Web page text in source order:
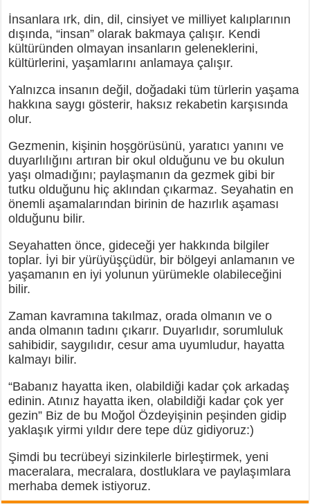
İnsanlara ırk, din, dil, cinsiyet ve milliyet kalıplarının
dışında, “insan” olarak bakmaya çalışır. Kendi
kültüründen olmayan insanların geleneklerini,
kültürlerini, yaşamlarını anlamaya çalışır.
Yalnızca insanın değil, doğadaki tüm türlerin yaşama
hakkına saygı gösterir, haksız rekabetin karşısında
olur.
Gezmenin, kişinin hoşgörüsünü, yaratıcı yanını ve
duyarlılığını artıran bir okul olduğunu ve bu okulun
yaşı olmadığını; paylaşmanın da gezmek gibi bir
tutku olduğunu hiç aklından çıkarmaz. Seyahatin en
önemli aşamalarından birinin de hazırlık aşaması
olduğunu bilir.
Seyahatten önce, gideceği yer hakkında bilgiler
toplar. İyi bir yürüyüşçüdür, bir bölgeyi anlamanın ve
yaşamanın en iyi yolunun yürümekle olabileceğini
bilir.
Zaman kavramına takılmaz, orada olmanın ve o
anda olmanın tadını çıkarır. Duyarlıdır, sorumluluk
sahibidir, saygılıdır, cesur ama uyumludur, hayatta
kalmayı bilir.
“Babanız hayatta iken, olabildiği kadar çok arkadaş
edinin. Atınız hayatta iken, olabildiği kadar çok yer
gezin” Biz de bu Moğol Özdeyişinin peşinden gidip
yaklaşık yirmi yıldır dere tepe düz gidiyoruz:)
Şimdi bu tecrübeyi sizinkilerle birleştirmek, yeni
maceralara, mecralara, dostluklara ve paylaşımlara
merhaba demek istiyoruz.